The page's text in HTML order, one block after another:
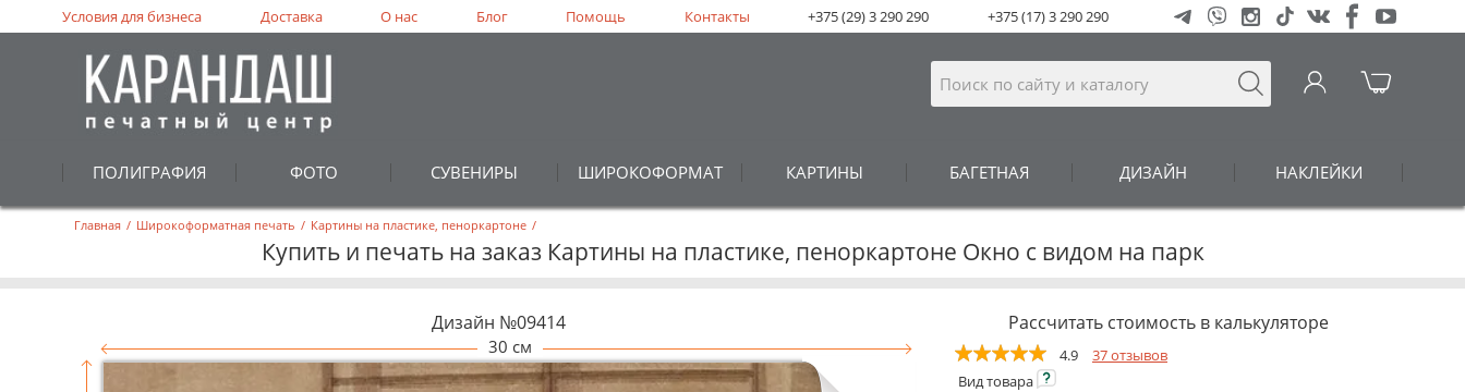
ПОЛИГРАФИЯ ФОТО СУВЕНИРЫ ШИРОКОФОРМАТ КАРТИНЫ БАГЕТНАЯ ДИЗАЙН НАКЛЕЙКИ
Условия для бизнеса Доставка О нас Блог Помощь Контакты +375 (29) 3 290 290 +375 (17) 3 290 290
Главная / Широкоформатная печать / Картины на пластике, пеноркартоне /
Купить и печать на заказ Картины на пластике, пеноркартоне Окно с видом на парк
Дизайн №09414
30 см
Рассчитать стоимость в калькуляторе
4.9
37 отзывов
Видтовара